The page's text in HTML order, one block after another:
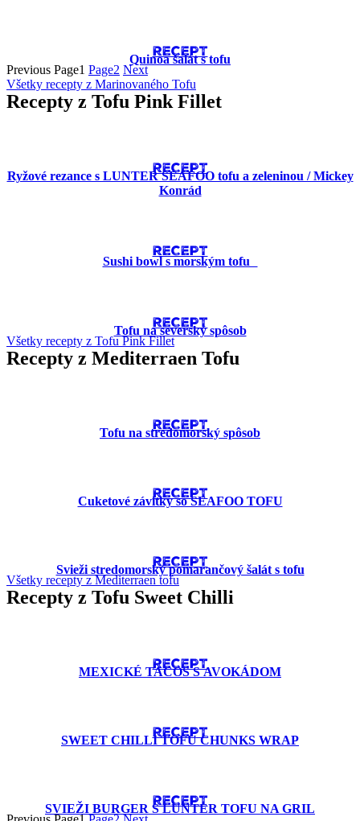
RECEPT
Quinoa šalát s tofu
Previous Page1 Page2 Next
Všetky recepty z Marinovaného Tofu
Recepty z Tofu Pink Fillet
RECEPT
Ryžové rezance s LUNTER SEAFOO tofu a zeleninou / Mickey
Konrád
RECEPT
Sushi bowl s morským tofu
RECEPT
Tofu na severský spôsob
Všetky recepty z Tofu Pink Fillet
Recepty z Mediterraen Tofu
RECEPT
Tofu na stredomorský spôsob
RECEPT
Cuketové závitky so SEAFOO TOFU
RECEPT
Svieži stredomorský pomarančový šalát s tofu
Všetky recepty z Mediterraen tofu
Recepty z Tofu Sweet Chilli
RECEPT
MEXICKÉ TACOS S AVOKÁDOM
RECEPT
SWEET CHILLI TOFU CHUNKS WRAP
RECEPT
SVIEŽI BURGER S LUNTER TOFU NA GRIL